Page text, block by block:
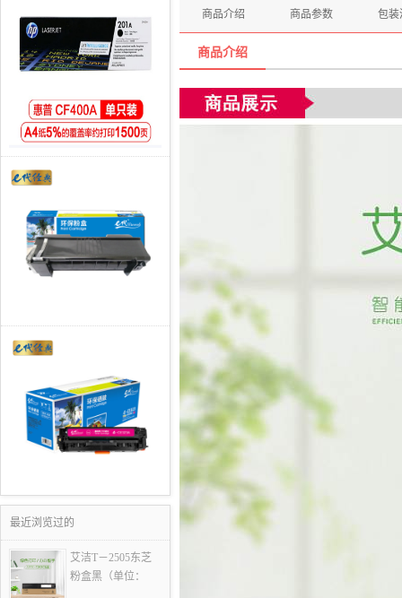
最近浏览过的
艾洁T－2505东芝
粉盒黑（单位：
商品介绍 商品参数 包装
商品介绍